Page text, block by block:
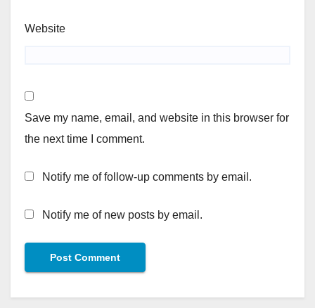
Website
Save my name, email, and website in this browser for
the next time I comment.
Notify me of follow-up comments by email.
Notify me of new posts by email.